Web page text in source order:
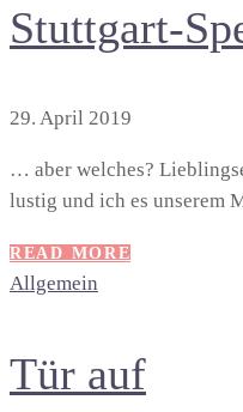
Stuttgart-
29. April 2019
… aber welches?
lustig und ich es unserem
READ MORE
Allgemein
Tür auf